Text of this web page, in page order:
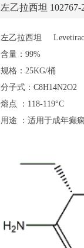
左乙拉西坦 102767-
左乙拉西坦
含量：99%
规格：25KG/桶
分子式：C8H14N2O2
熔点 ：118-119°C
用途 ：适用于成年癫